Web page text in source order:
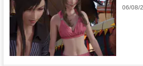
06/08/